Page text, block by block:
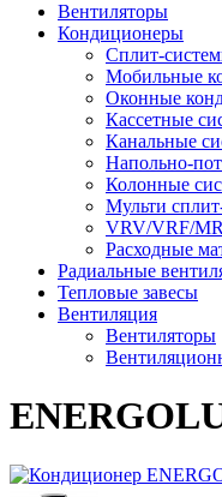
Вентиляторы
Кондиционеры
Сплит-
Мобильные
Оконные
Кассетные
Канальные
Напольно-
Колонные
Мульти
VRV/VRF/
Расходные
Радиальные
Тепловые завесы
Вентиляция
Вентиляторы